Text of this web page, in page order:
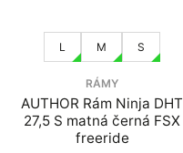
L M S
RÁMY
AUTHOR Rám Ninja DHT
27,5 S matná černá FSX
freeride